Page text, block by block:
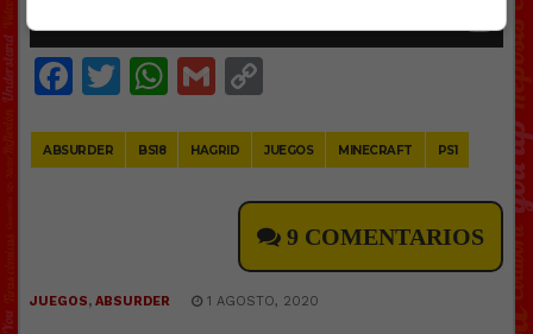
Facebook
Twitter
WhatsApp
Gmail
ABSURDER BS18 HAGRID JUEGOS MINECRAFT PS1
9 COMENTARIOS
JUEGOS, ABSURDER 1 AGOSTO, 2020